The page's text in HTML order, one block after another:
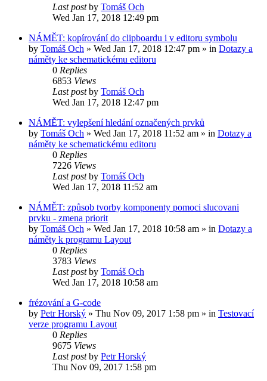
Last postby Tomáš Och
Wed Jan 17, 2018 12:49 pm
NÁMĚT: kopírování do clipboardu i v editoru symbolu
by Tomáš Och » Wed Jan 17, 2018 12:47 pm » in Dotazy a
náměty ke schematickému editoru
0 Replies
6853 Views
Last postby Tomáš Och
Wed Jan 17, 2018 12:47 pm
NÁMĚT: vylepšení hledání označených prvků
by Tomáš Och » Wed Jan 17, 2018 11:52 am » in Dotazy a
náměty ke schematickému editoru
0 Replies
7226 Views
Last postby Tomáš Och
Wed Jan 17, 2018 11:52 am
NÁMĚT: způsob tvorby komponenty pomoci slucovani
prvku - zmena priorit
by Tomáš Och » Wed Jan 17, 2018 10:58 am » in Dotazy a
náměty k programu Layout
0 Replies
3783 Views
Last postby Tomáš Och
Wed Jan 17, 2018 10:58 am
frézování a G-code
by Petr Horský » Thu Nov 09, 2017 1:58 pm » in Testovací
verze programu Layout
0 Replies
9675 Views
Last postby Petr Horský
Thu Nov 09, 2017 1:58 pm